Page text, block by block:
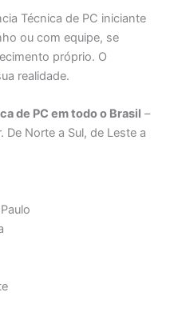
Técnica de PC iniciante
ou com equipe, se
próprio. O
realidade.
de PC em todo o Brasil –
Norte a Sul, de Leste a